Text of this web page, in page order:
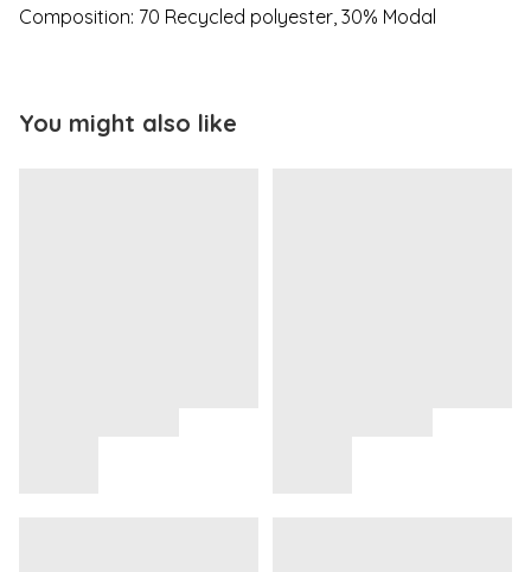
Composition: 70 Recycled polyester, 30% Modal
You might also like